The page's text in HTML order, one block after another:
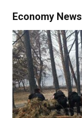
Economy News